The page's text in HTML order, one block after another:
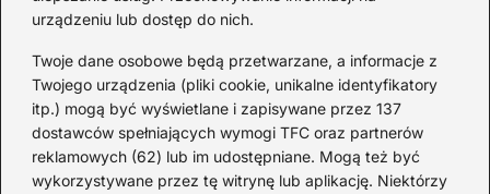
urządzeniu lub dostęp do nich.
Twoje dane osobowe będą przetwarzane, a informacje z
Twojego urządzenia (pliki cookie, unikalne identyfikatory
itp.) mogą być wyświetlane i zapisywane przez 137
dostawców spełniających wymogi TFC oraz partnerów
reklamowych (62) lub im udostępniane. Mogą też być
wykorzystywane przez tę witrynę lub aplikację. Niektórzy
Zaskakujące ciekawostki o
Krzysztofie Kolumbie
2026-07-20
Mało znane ciekawostki o
Wisławie Szymborskiej